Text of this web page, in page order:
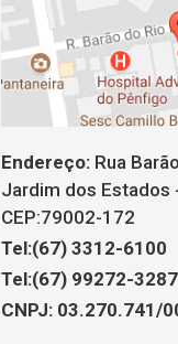
Endereço: Rua
Jardim dos Estados
CEP:79002-172
Tel:(67) 3312-6100
Tel:(67) 99272-3287
CNPJ: 03.270.741/